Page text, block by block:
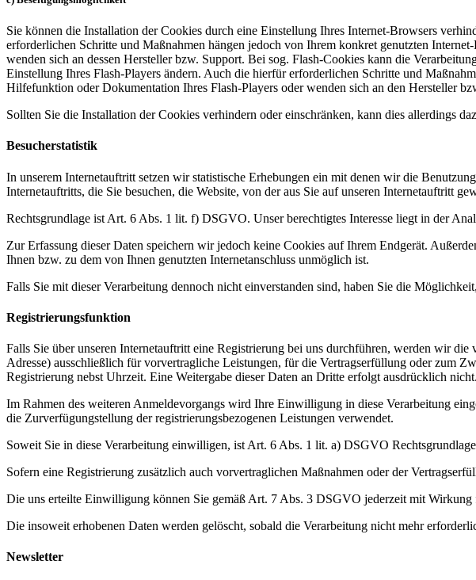
Sie können die Installation der Cookies durch eine Einstellung Ihres Internet-Browsers
erforderlichen Schritte und Maßnahmen hängen jedoch von Ihrem konkret genutzten
wenden sich an dessen Hersteller bzw. Support. Bei sog. Flash-Cookies kann die
Einstellung Ihres Flash-Players ändern. Auch die hierfür erforderlichen Schritte und
Hilfefunktion oder Dokumentation Ihres Flash-Players oder wenden sich an den Hersteller
Sollten Sie die Installation der Cookies verhindern oder einschränken, kann dies allerdings
Besucherstatistik
In unserem Internetauftritt setzen wir statistische Erhebungen ein mit denen wir die
Internetauftritts, die Sie besuchen, die Website, von der aus Sie auf unseren Internetauftritt
Rechtsgrundlage ist Art. 6 Abs. 1 lit. f) DSGVO. Unser berechtigtes Interesse liegt in der
Zur Erfassung dieser Daten speichern wir jedoch keine Cookies auf Ihrem Endgerät.
Ihnen bzw. zu dem von Ihnen genutzten Internetanschluss unmöglich ist.
Falls Sie mit dieser Verarbeitung dennoch nicht einverstanden sind, haben Sie die
Registrierungsfunktion
Falls Sie über unseren Internetauftritt eine Registrierung bei uns durchführen, werden wir
Adresse) ausschließlich für vorvertragliche Leistungen, für die Vertragserfüllung oder zum
Registrierung nebst Uhrzeit. Eine Weitergabe dieser Daten an Dritte erfolgt ausdrücklich nicht.
Im Rahmen des weiteren Anmeldevorgangs wird Ihre Einwilligung in diese Verarbeitung
die Zurverfügungstellung der registrierungsbezogenen Leistungen verwendet.
Soweit Sie in diese Verarbeitung einwilligen, ist Art. 6 Abs. 1 lit. a) DSGVO
Sofern eine Registrierung zusätzlich auch vorvertraglichen Maßnahmen oder der
Die uns erteilte Einwilligung können Sie gemäß Art. 7 Abs. 3 DSGVO jederzeit mit
Die insoweit erhobenen Daten werden gelöscht, sobald die Verarbeitung nicht mehr
Newsletter